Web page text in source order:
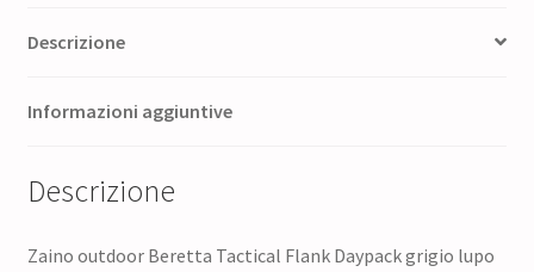
Descrizione
Informazioni aggiuntive
Descrizione
Zaino outdoor Beretta Tactical Flank Daypack grigio lupo